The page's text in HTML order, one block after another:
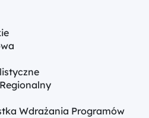
Wdrażania Programów